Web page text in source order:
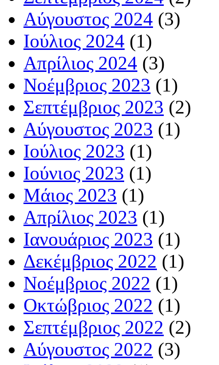
Αύγουστος 2024 (3)
Ιούλιος 2024 (1)
Απρίλιος 2024 (3)
Νοέμβριος 2023 (1)
Σεπτέμβριος 2023 (2)
Αύγουστος 2023 (1)
Ιούλιος 2023 (1)
Ιούνιος 2023 (1)
Μάιος 2023 (1)
Απρίλιος 2023 (1)
Ιανουάριος 2023 (1)
Δεκέμβριος 2022 (1)
Νοέμβριος 2022 (1)
Οκτώβριος 2022 (1)
Σεπτέμβριος 2022 (2)
Αύγουστος 2022 (3)